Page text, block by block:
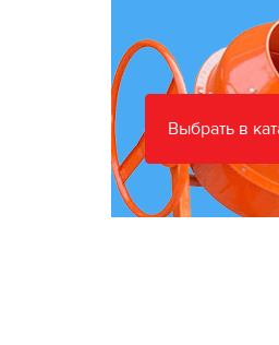
Выбрать в